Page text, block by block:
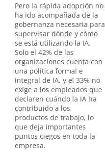
Pero la rápida adopción no
ha ido acompañada de la
gobernanza necesaria para
supervisar dónde y cómo
se está utilizando la IA.
Solo el 42% de las
organizaciones cuenta con
una política formal e
integral de IA, y el 33% no
exige a los empleados que
declaren cuándo la IA ha
contribuido a los
productos de trabajo, lo
que deja importantes
puntos ciegos en toda la
empresa.